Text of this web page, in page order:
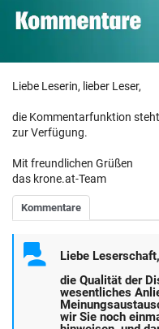
Liebe Leserin, lieber Leser,
die Kommentarfunktion
zur Verfügung.
Mit freundlichen Grüßen
das krone.at-Team